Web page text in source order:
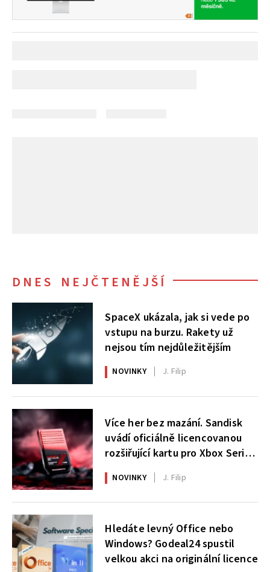
DNES NEJČTENĚJŠÍ
SpaceX ukázala, jak si vede po
vstupu na burzu. Rakety už
nejsou tím nejdůležitějším
NOVINKY J. Filip
Více her bez mazání. Sandisk
uvádí oficiálně licencovanou
rozšiřující kartu pro Xbox Series
X|S
NOVINKY J. Filip
Hledáte levný Office nebo
Windows? Godeal24 spustil
velkou akci na originální licence